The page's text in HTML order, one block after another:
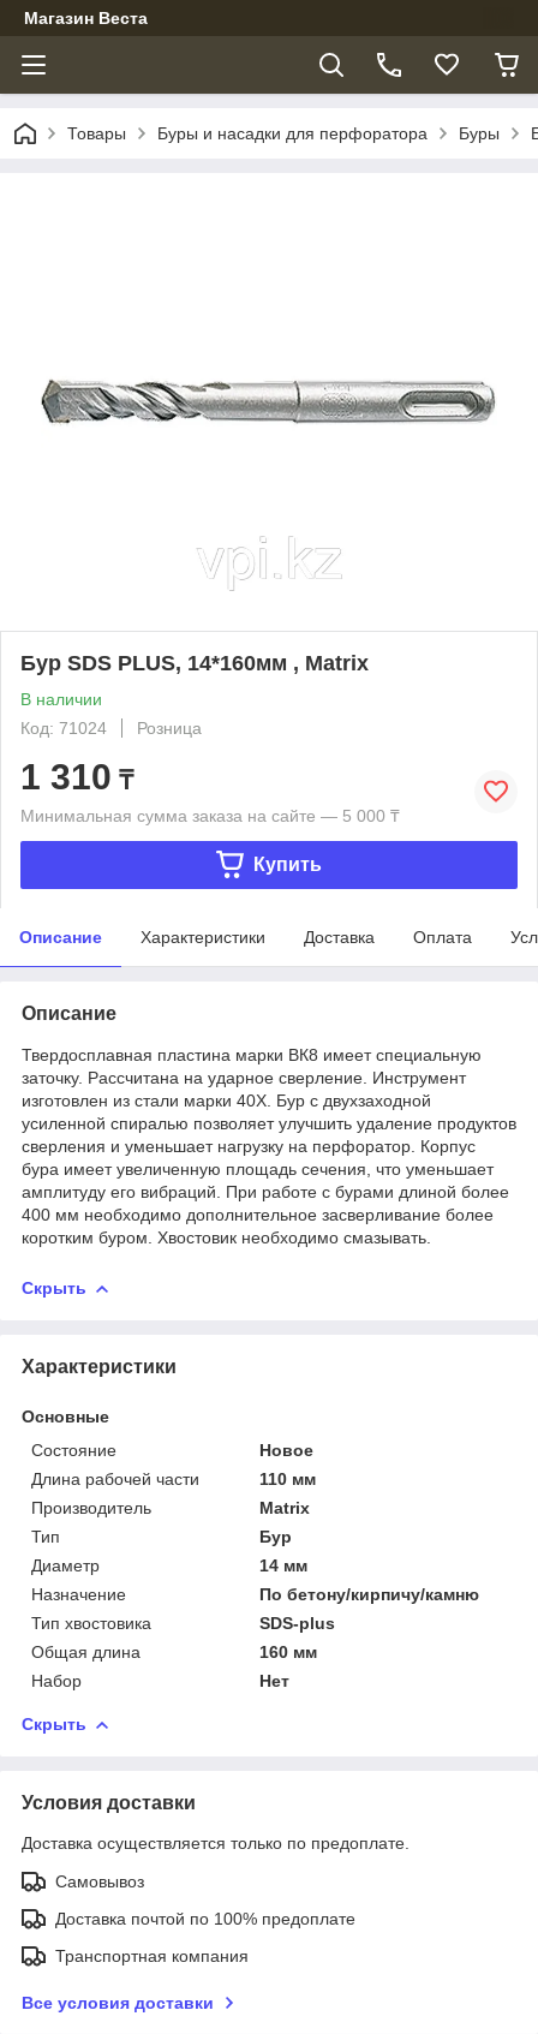
Магазин Веста
Товары Буры и насадки для перфоратора Буры
Бур SDS PLUS, 14*160мм , Matrix
В наличии
Код: 71024
Розница
1 310 ₸
Минимальная сумма заказа на сайте — 5 000 ₸
Купить
Описание Характеристики Доставка Оплата
Описание
Твердосплавная пластина марки ВК8 имеет специальную
заточку. Рассчитана на ударное сверление. Инструмент
изготовлен из стали марки 40Х. Бур с двухзаходной
усиленной спиралью позволяет улучшить удаление продуктов
сверления и уменьшает нагрузку на перфоратор. Корпус
бура имеет увеличенную площадь сечения, что уменьшает
амплитуду его вибраций. При работе с бурами длиной более
400 мм необходимо дополнительное засверливание более
коротким буром. Хвостовик необходимо смазывать.
Скрыть
Характеристики
Основные
Состояние
Новое
Длина рабочей части
110 мм
Производитель
Matrix
Тип
Бур
Диаметр
14 мм
Назначение
По бетону/кирпичу/камню
Тип хвостовика
SDS-plus
Общая длина
160 мм
Набор
Нет
Скрыть
Условия доставки
Доставка осуществляется только по предоплате.
Самовывоз
Доставка почтой по 100% предоплате
Транспортная компания
Все условия доставки